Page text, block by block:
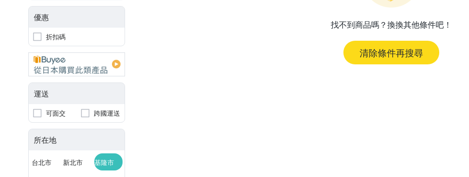
優惠
折扣碼
運送
可面交 跨國運送
所在地
台北市 新北市 基隆市
找不到商品嗎？換換其他條件吧！
清除條件再搜尋